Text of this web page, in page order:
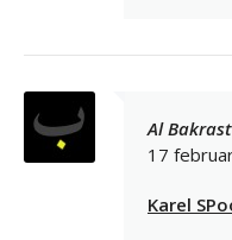
Al
17
Karel